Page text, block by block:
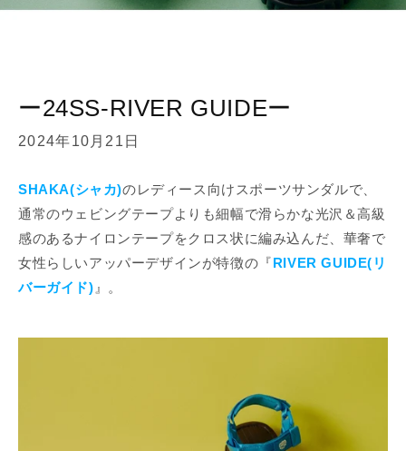
ー24SS-RIVER GUIDEー
2024年10月21日
SHAKA(シャカ)のレディース向けスポーツサンダルで、
通常のウェビングテープよりも細幅で滑らかな光沢＆高級
感のあるナイロンテープをクロス状に編み込んだ、華奢で
女性らしいアッパーデザインが特徴の『RIVER GUIDE(リ
バーガイド) 』。